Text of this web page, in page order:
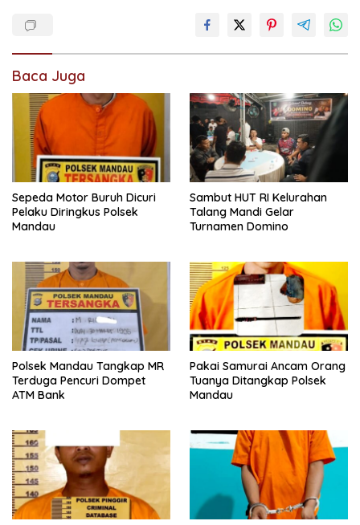
Baca Juga
Sepeda Motor Buruh Dicuri
Pelaku Diringkus Polsek
Mandau
Sambut HUT RI Kelurahan
Talang Mandi Gelar
Turnamen Domino
Polsek Mandau Tangkap MR
Terduga Pencuri Dompet
ATM Bank
Pakai Samurai Ancam Orang
Tuanya Ditangkap Polsek
Mandau